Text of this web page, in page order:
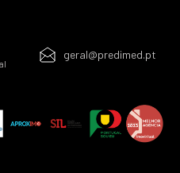
geral@predimed.pt